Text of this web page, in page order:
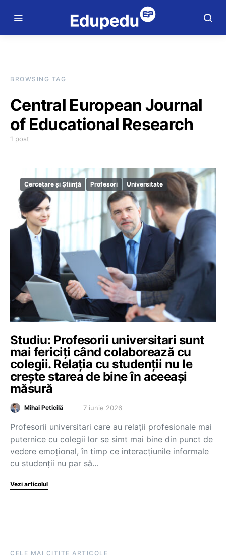
BROWSING TAG
Central European Journal
of Educational Research
1 post
Cercetare și Știință Profesori Universitate
Studiu: Profesorii universitari sunt
mai fericiți când colaborează cu
colegii. Relația cu studenții nu le
crește starea de bine în aceeași
măsură
Mihai Peticilă 7 iunie 2026
Profesorii universitari care au relații profesionale mai
puternice cu colegii lor se simt mai bine din punct de
vedere emoțional, în timp ce interacțiunile informale
cu studenții nu par să…
Vezi articolul
CELE MAI CITITE ARTICOLE